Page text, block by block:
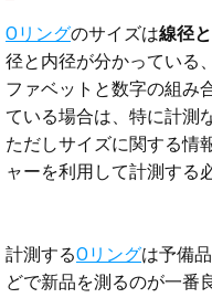
Oリングのサイズは線径
径と内径が分かっている
ファベットと数字の組み
ている場合は、特に計測
ただしサイズに関する情
ャーを利用して計測する
計測するOリングは予備
どで新品を測るのが一番